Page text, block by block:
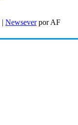
| Newseverpor AF